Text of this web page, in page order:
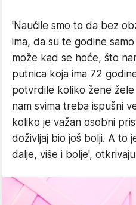
'Naučile smo to da bez
ima, da su te godine
može kad se hoće, što
putnica koja ima 72
potvrdile koliko žene
nam svima treba ispušni
koliko je važan osobni
doživljaj bio još bolji. A to
dalje, više i bolje',